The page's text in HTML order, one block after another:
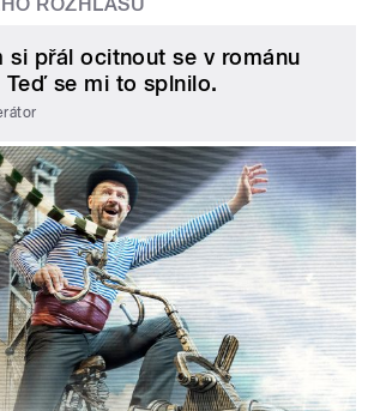
ROZHLASU
si přál ocitnout se v románu
Teď se mi to splnilo.